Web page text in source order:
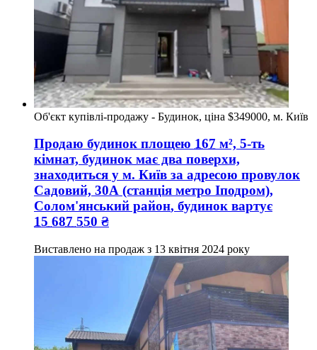
Об'єкт купівлі-продажу - Будинок, ціна $349000, м. Київ
Продаю будинок площею 167 м², 5-ть
кімнат, будинок має два поверхи,
знаходиться у м. Київ за адресою провулок
Садовий, 30А (станція метро Іподром),
Солом'янський район, будинок вартує
15 687 550 ₴
Виставлено на продаж з 13 квітня 2024 року